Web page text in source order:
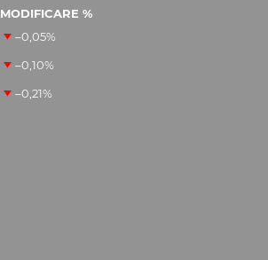
MODIFICARE %
–0,05%
–0,10%
–0,21%